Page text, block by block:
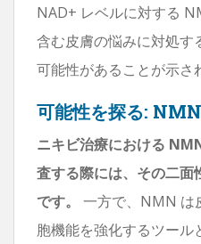
NAD+ レベルに対する
含む皮膚の悩みに対処す
可能性があることが示さ
可能性を探る:
ニキビ治療における
査する際には、その二面
です。
一方で、NMN は
胞機能を強化するツール